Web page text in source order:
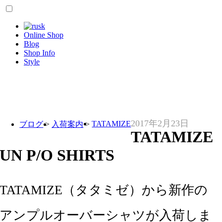
Online Shop
Blog
Shop Info
Style
ブログ> 入荷案内>TATAMIZE2017年2月23日
TATAMIZE
UN P/O SHIRTS
TATAMIZE（タタミゼ）から新作の
アンプルオーバーシャツが入荷しま